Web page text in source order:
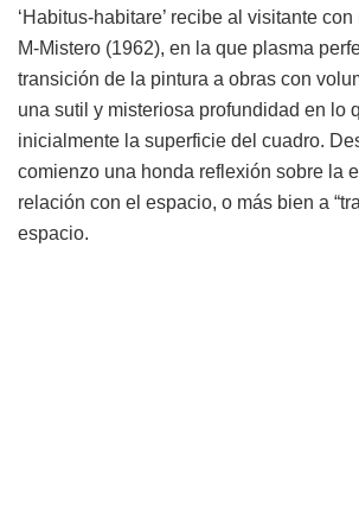
‘Habitus-habitare’ recibe al visitante
M-Mistero (1962), en la que plasma
transición de la pintura a obras con
una sutil y misteriosa profundidad en lo
inicialmente la superficie del cuadro.
comienzo una honda reflexión sobre la
relación con el espacio, o más bien a
espacio.